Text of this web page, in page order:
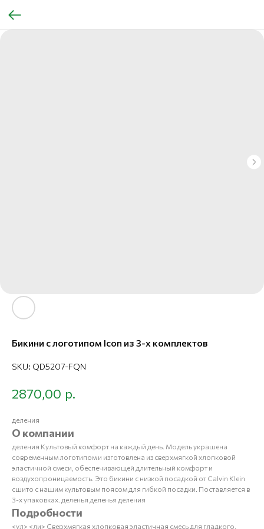
Бикини с логотипом Icon из 3-х комплектов
SKU: QD5207-FQN
2870,00 р.
деления
О компании
деления Культовый комфорт на каждый день. Модель украшена
современным логотипом и изготовлена из сверхмягкой хлопковой
эластичной смеси, обеспечивающей длительный комфорт и
воздухопроницаемость. Это бикини с низкой посадкой от Calvin Klein
сшито с нашим культовым поясом для гибкой посадки. Поставляется в
3-х упаковках. деленья деленья деления
Подробности
<ул> <ли> Сверхмягкая хлопковая эластичная смесь для гладкого,